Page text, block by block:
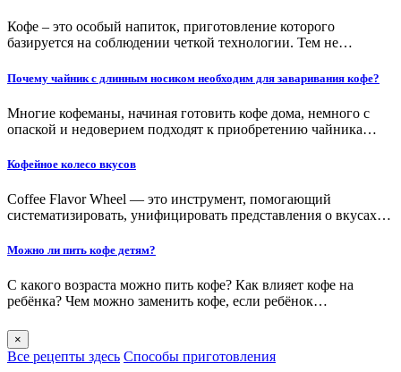
Кофе – это особый напиток, приготовление которого
базируется на соблюдении четкой технологии. Тем не…
Почему чайник с длинным носиком необходим для заваривания кофе?
Многие кофеманы, начиная готовить кофе дома, немного с
опаской и недоверием подходят к приобретению чайника…
Кофейное колесо вкусов
Coffee Flavor Wheel — это инструмент, помогающий
систематизировать, унифицировать представления о вкусах…
Можно ли пить кофе детям?
С какого возраста можно пить кофе? Как влияет кофе на
ребёнка? Чем можно заменить кофе, если ребёнок…
×
Все рецепты здесь Способы приготовления